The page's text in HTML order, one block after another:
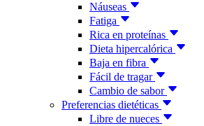
Náuseas
Fatiga
Rica en proteínas
Dieta hipercalórica
Baja en fibra
Fácil de tragar
Cambio de sabor
Preferencias dietéticas
Libre de nueces